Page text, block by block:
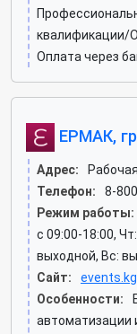
квалификации/
Оплата через
ЕРМАК,
Адрес:
Телефон:
8-
Режим работы:
c 09:00-18:00,
выходной, Вс:
Сайт:
Особенности:
автоматизации